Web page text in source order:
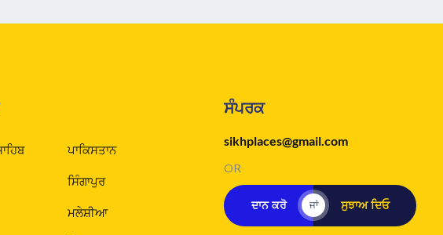
ਪਾਕਿਸਤਾਨ
ਸਿੰਗਾਪੁਰ
ਮਲੇਸ਼ੀਆ
ਸੰਪਰਕ
sikhplaces@gmail.com
OR
ਦਾਨ ਕਰੋ ਜਾਂ ਸੁਝਾਅ ਦਿਓ